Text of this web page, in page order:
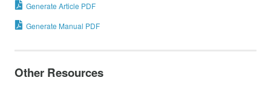
Generate Article PDF
Generate Manual PDF
Other Resources